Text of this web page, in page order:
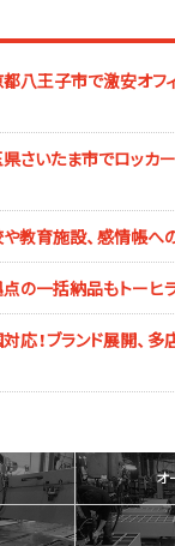
八王子市で激安オフ
さいたま市でロッカ
教育施設、感情帳へ
の一括納品もトーヒ
応！ブランド展開、
オ